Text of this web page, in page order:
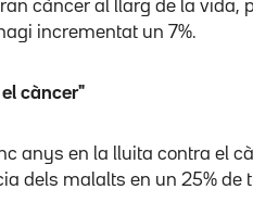
càncer al llarg de la vida,
incrementat un 7%.
càncer"
anys en la lluita contra el
dels malalts en un 25% de